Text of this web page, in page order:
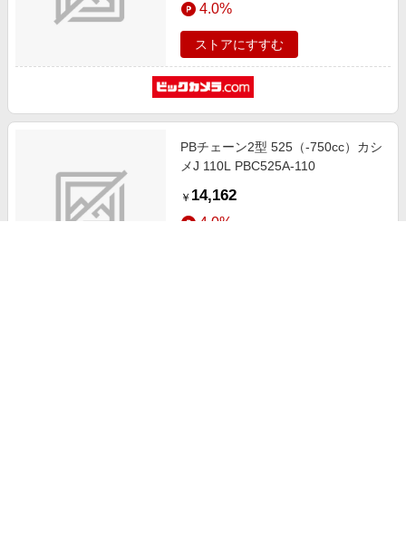
4.0%
ストアにすすむ
PBチェーン2型 525（-750cc）カシ
メJ 110L PBC525A-110
￥ 14,162
4.0%